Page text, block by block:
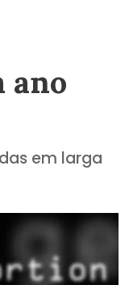
ano
em larga